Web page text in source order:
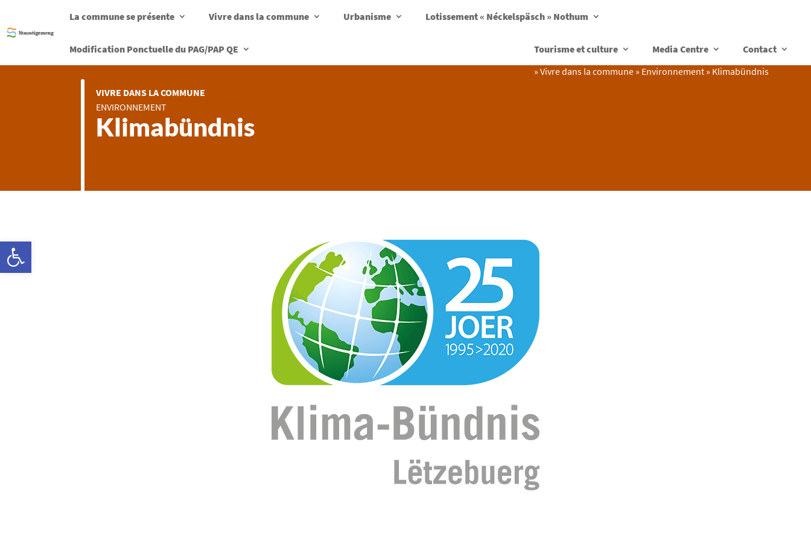
La commune se présente Vivre dans la commune Urbanisme Lotissement « Néckelspäsch » Nothum
Modification Ponctuelle du PAG/PAP QE Tourisme et culture Media Centre Contact
VIVRE DANS LA COMMUNE
ENVIRONNEMENT
Klimabündnis
» Vivre dans la commune » Environnement » Klimabündnis
Ouvrir la barre d’outils